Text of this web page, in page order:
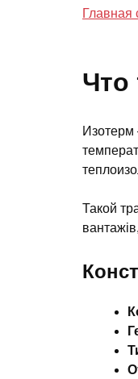
Главная
Что
Изотерм
Такой